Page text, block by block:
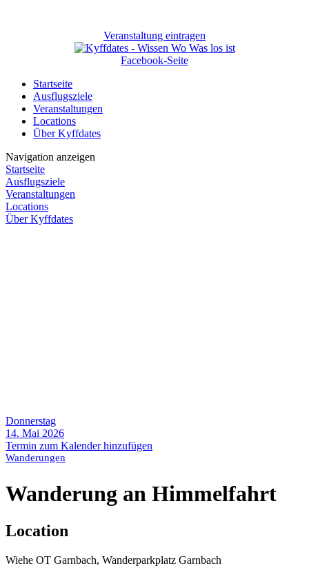
Veranstaltung eintragen
Facebook-Seite
Startseite
Ausflugsziele
Veranstaltungen
Locations
Über Kyffdates
Navigation anzeigen
Startseite
Ausflugsziele
Veranstaltungen
Locations
Über Kyffdates
Donnerstag
14. Mai 2026
Termin zum Kalender hinzufügen
Wanderungen
Wanderung an Himmelfahrt
Location
Wiehe OT Garnbach, Wanderparkplatz Garnbach